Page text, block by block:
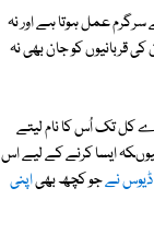
عمل ہوتا ہے اور نہ
قربانیوں کو جان بھی نہ
کل تک اُس کا نام لیتے
ایسا کرنے کے لیے اس
ڈیوس نےجو کچھ بھیاپنی